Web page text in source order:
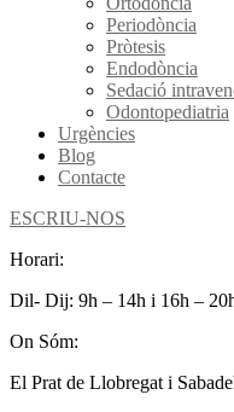
Periodòncia
Pròtesis
Endodòncia
Sedació
Odontopediatria
Urgències
Blog
Contacte
ESCRIU-NOS
Horari:
Dil- Dij: 9h – 14h i 16h –
On Sóm:
El Prat de Llobregat i